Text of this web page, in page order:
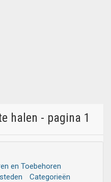
halen - pagina 1
en Toebehoren
Categorieën